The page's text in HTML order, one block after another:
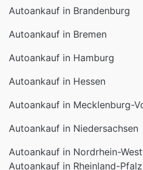
Autoankauf in Rheinland-Pfalz
Autoankauf in Saarland
Autoankauf in Sachsen